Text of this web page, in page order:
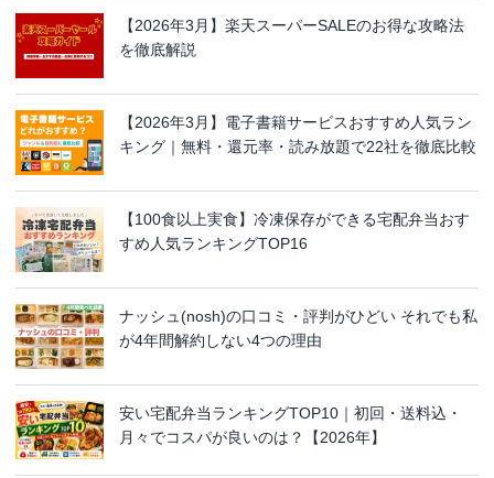
【2026年3月】楽天スーパーSALEのお得な攻略法
を徹底解説
【2026年3月】電子書籍サービスおすすめ人気ラン
キング｜無料・還元率・読み放題で22社を徹底比較
【100食以上実食】冷凍保存ができる宅配弁当おす
すめ人気ランキングTOP16
ナッシュ(nosh)の口コミ・評判がひどい それでも私
が4年間解約しない4つの理由
安い宅配弁当ランキングTOP10｜初回・送料込・
月々でコスパが良いのは？【2026年】